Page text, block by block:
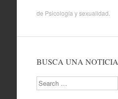
de Psicología y sexualidad
BUSCA UNA NOTICIA
Search